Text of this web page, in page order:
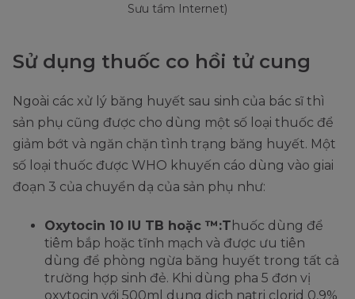
Sưu tầm Internet)
Sử dụng thuốc co hồi tử cung
Ngoài các xử lý băng huyết sau sinh của bác sĩ thì
sản phụ cũng được cho dùng một số loại thuốc để
giảm bớt và ngăn chặn tình trạng băng huyết. Một
số loại thuốc được WHO khuyến cáo dùng vào giai
đoạn 3 của chuyển dạ của sản phụ như:
Oxytocin 10 IU TB hoặc ™:T huốc dùng để
tiêm bắp hoặc tĩnh mạch và được ưu tiên
dùng để phòng ngừa băng huyết trong tất cả
trường hợp sinh đẻ. Khi dùng pha 5 đơn vị
oxytocin với 500ml dung dịch natri clorid 0,9%